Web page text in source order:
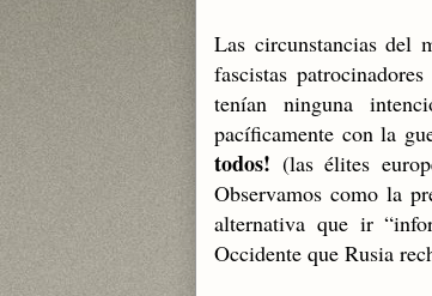
Las circunstancias del
fascistas
tenían ninguna
pacíficamente con la
todos! (las élites
Observamos como la
alternativa que ir
Occidente que Rusia